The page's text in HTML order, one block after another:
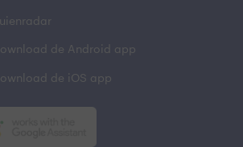
de Android app
de iOS app